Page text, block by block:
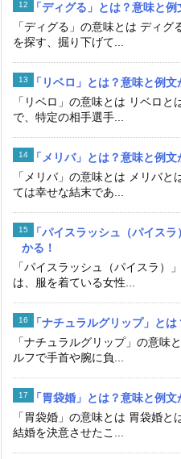
「ディグる」とは？意味と
「ディグる」の意味とは ディ
を探す、掘り下げて...
「リベロ」とは？意味と例文
「リベロ」の意味とは リベロ
で、特定の相手選手...
「メリバ」とは？意味と例文
「メリバ」の意味とは メリバ
ては幸せな結末であ...
「パイスラッシュ（パイス
かる！
「パイスラッシュ（パイスラ）
は、服を着ている女性...
「ナチュラルグリップ」と
「ナチュラルグリップ」の意味
ルフで手首や腕に負...
「胃袋婚」とは？意味と例文
「胃袋婚」の意味とは 胃袋婚
結婚を決意させたこ...